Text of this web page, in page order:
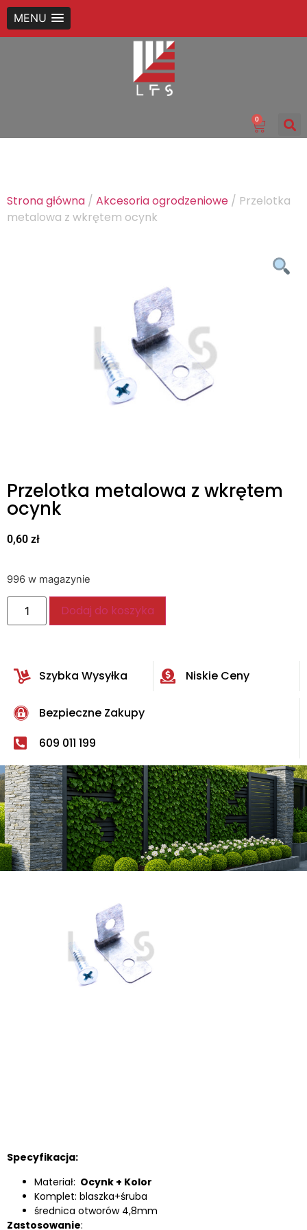
MENU
0
Strona główna / Akcesoria ogrodzeniowe / Przelotka
metalowa z wkrętem ocynk
Przelotka metalowa z wkrętem
ocynk
0,60 zł
996 w magazynie
Dodaj do koszyka
Szybka Wysyłka Niskie Ceny
Bezpieczne Zakupy
609 011 199
Specyfikacja:
Materiał: Ocynk + Kolor
Komplet: blaszka+śruba
średnica otworów 4,8mm
Zastosowanie: